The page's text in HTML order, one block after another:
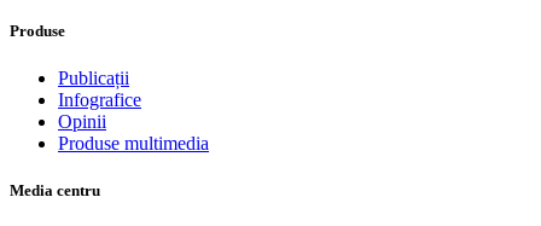
Produse
Publicații
Infografice
Opinii
Produse multimedia
Media centru